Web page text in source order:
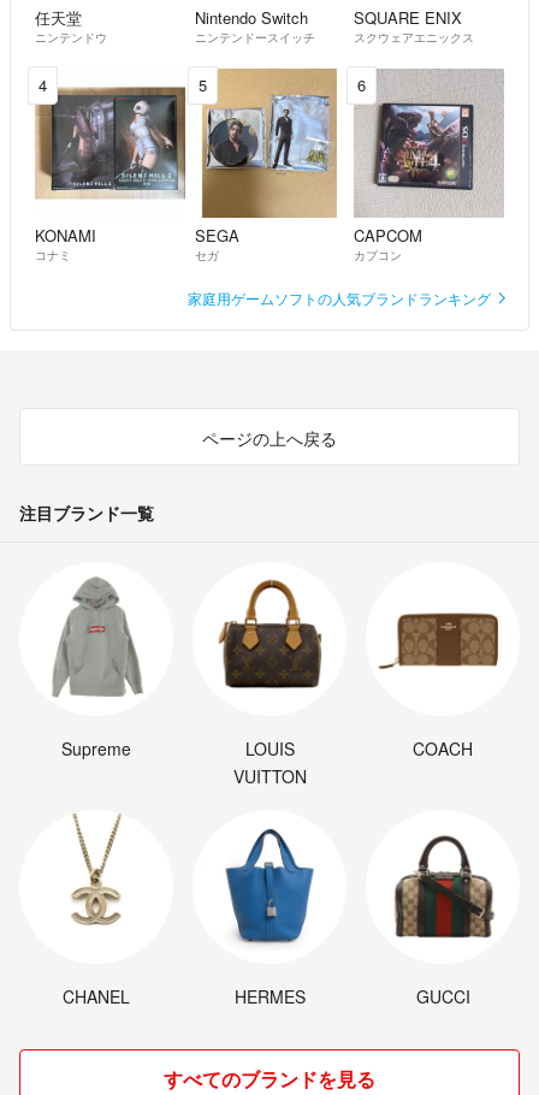
任天堂
ニンテンドウ
Nintendo Switch
ニンテンドースイッチ
SQUARE ENIX
スクウェアエニックス
4
KONAMI
コナミ
5
SEGA
セガ
6
CAPCOM
カプコン
家庭用ゲームソフトの人気ブランドランキング
ページの上へ戻る
注目ブランド一覧
Supreme
LOUIS
VUITTON
COACH
CHANEL HERMES GUCCI
すべてのブランドを見る